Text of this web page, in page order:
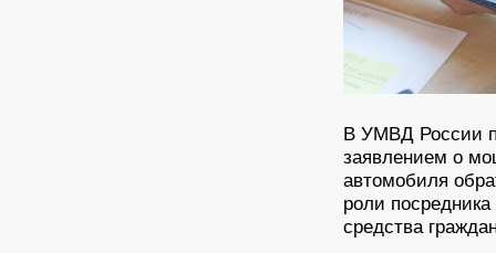
В УМВД России
заявлением о
автомобиля
роли
средства